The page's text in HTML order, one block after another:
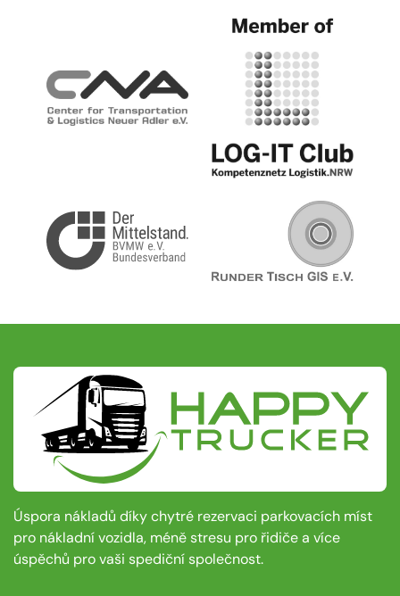
Úspora nákladů díky chytré rezervaci parkovacích míst
pro nákladní vozidla, méně stresu pro řidiče a více
úspěchů pro vaši spediční společnost.